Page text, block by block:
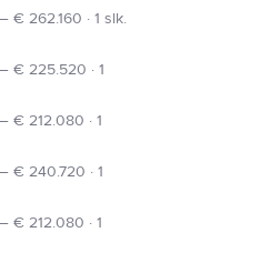
€ 262.160 · 1 slk.
€ 225.520 · 1
€ 212.080 · 1
€ 240.720 · 1
€ 212.080 · 1